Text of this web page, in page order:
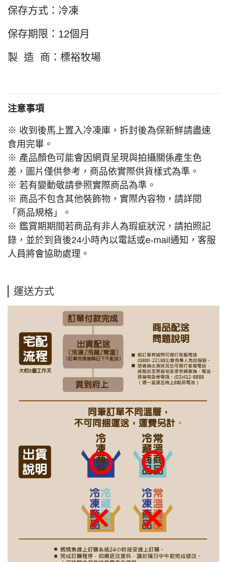
保存方式：冷凍
保存期限：12個月
製 造 商：標裕牧場
注意事項
※ 收到後馬上置入冷凍庫，拆封後為保新鮮請盡速
食用完畢。
※ 產品顏色可能會因網頁呈現與拍攝關係產生色
差，圖片僅供參考，商品依實際供貨樣式為準。
※ 若有變動敬請參照實際商品為準。
※ 商品不包含其他裝飾物，實際內容物，請詳閱
「商品規格」。
※ 鑑賞期期間若商品有非人為瑕疵狀況，請拍照記
錄，並於到貨後24小時內以電話或e-mail通知，客服
人員將會協助處理。
運送方式